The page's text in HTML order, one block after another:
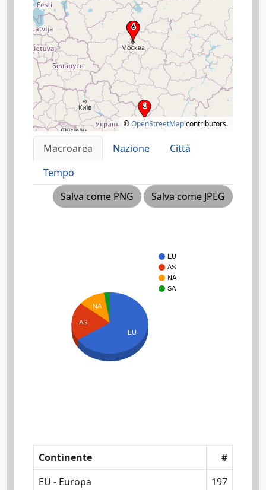
©OpenStreetMapcontributors.
Macroarea Nazione
Città
Tempo
Salva come PNG
Salva come JPEG
EU
AS
NA
SA
NA
AS
EU
Continente
#
EU - Europa
197